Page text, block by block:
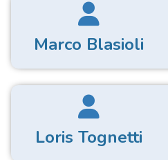
Marco Blasioli
Loris Tognetti